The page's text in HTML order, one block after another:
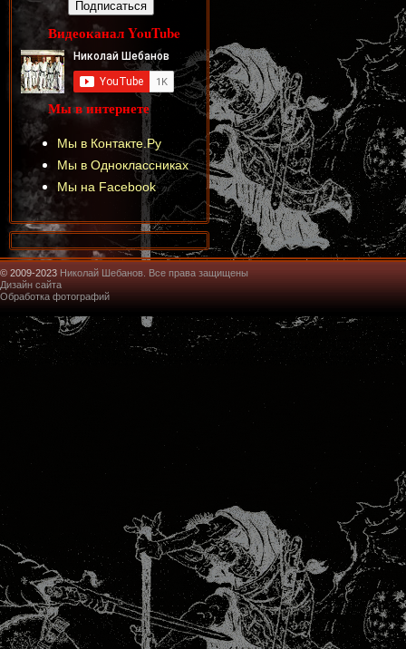
Видеоканал YouTube
Мы в интернете
Мы в Контакте.Ру
Мы в Одноклассниках
Мы на Facebook
© 2009-2023 Николай Шебанов. Все права защищены
Дизайн сайта
Обработка фотографий